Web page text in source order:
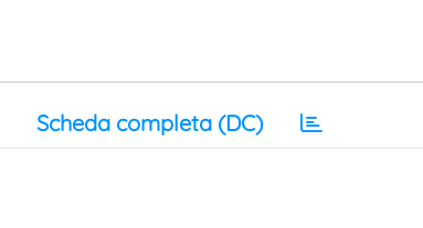
Scheda completa (DC)